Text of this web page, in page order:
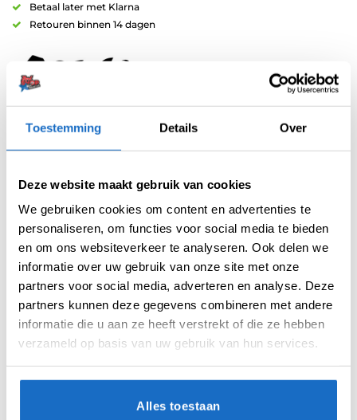
Toestemming Details Over
Deze website maakt gebruik van cookies
We gebruiken cookies om content en advertenties te
personaliseren, om functies voor social media te bieden
en om ons websiteverkeer te analyseren. Ook delen we
informatie over uw gebruik van onze site met onze
partners voor social media, adverteren en analyse. Deze
partners kunnen deze gegevens combineren met andere
informatie die u aan ze heeft verstrekt of die ze hebben
verzameld op basis van uw gebruik van hun services.
Alles toestaan
Betaal later met Klarna
Retouren binnen 14 dagen
Artikelnummer:205086
AANVULLENDE INFORMATIE
BEOORDELINGEN (0)